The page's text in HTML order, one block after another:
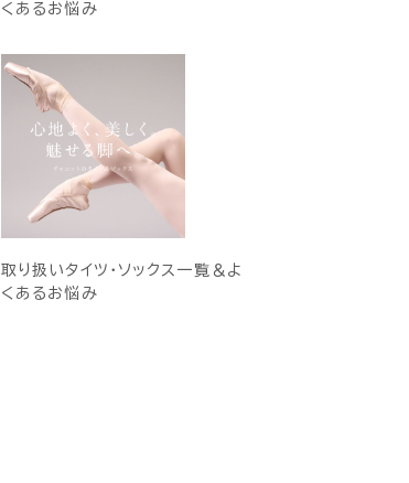
くあるお悩み
取り扱いタイツ・ソックス一覧＆よ
くあるお悩み